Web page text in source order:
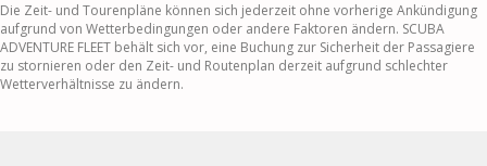
Die Zeit- und Tourenpläne können sich jederzeit ohne vorherige Ankündigung
aufgrund von Wetterbedingungen oder andere Faktoren ändern. SCUBA
ADVENTURE FLEET behält sich vor, eine Buchung zur Sicherheit der Passagiere
zu stornieren oder den Zeit- und Routenplan derzeit aufgrund schlechter
Wetterverhältnisse zu ändern.